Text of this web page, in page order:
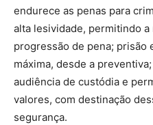
endurece as penas para
alta lesividade, permitindo
progressão de pena; prisão
máxima, desde a
audiência de custódia e
valores, com destinação
segurança.